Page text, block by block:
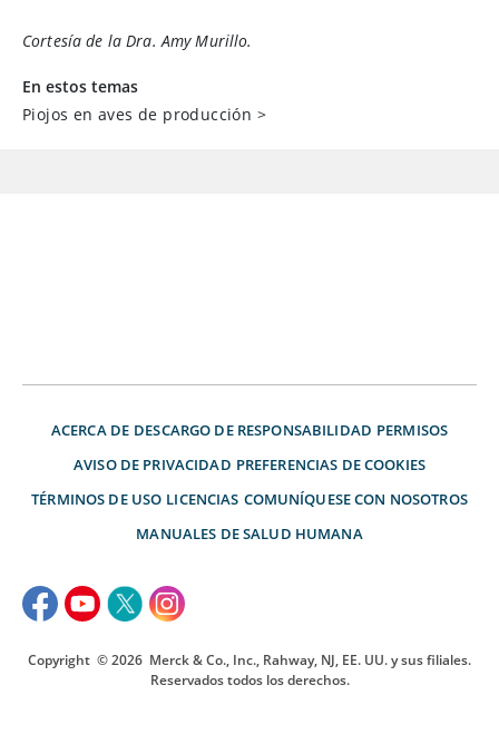
Cortesía de la Dra. Amy Murillo.
En estos temas
Piojos en aves de producción >
ACERCA DE DESCARGO DE RESPONSABILIDAD PERMISOS
AVISO DE PRIVACIDAD PREFERENCIAS DE COOKIES
TÉRMINOS DE USO LICENCIAS COMUNÍQUESE CON NOSOTROS
MANUALES DE SALUD HUMANA
Copyright © 2026 Merck & Co., Inc., Rahway, NJ, EE. UU. y sus filiales.
Reservados todos los derechos.